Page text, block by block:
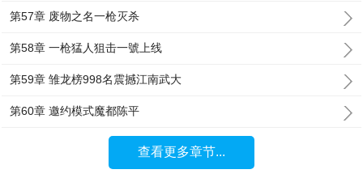
第57章 废物之名一枪灭杀
第58章 一枪猛人狙击一號上线
第59章 雏龙榜998名震撼江南武大
第60章 邀约模式魔都陈平
查看更多章节...